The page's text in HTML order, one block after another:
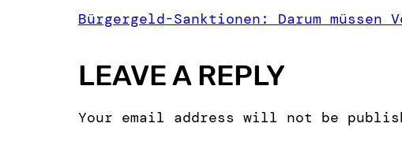
Bürgergeld-Sanktionen: Darum
LEAVE A REPLY
Your email address will not be